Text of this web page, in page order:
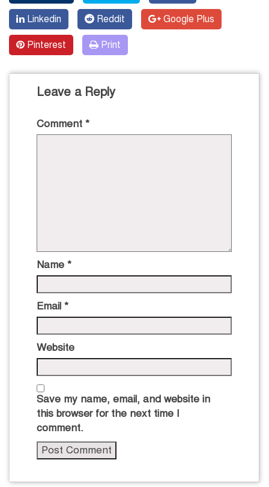
Linkedin Reddit Google Plus
Pinterest Print
Leave a Reply
Comment *
Name *
Email *
Website
Save my name, email, and website in
this browser for the next time I
comment.